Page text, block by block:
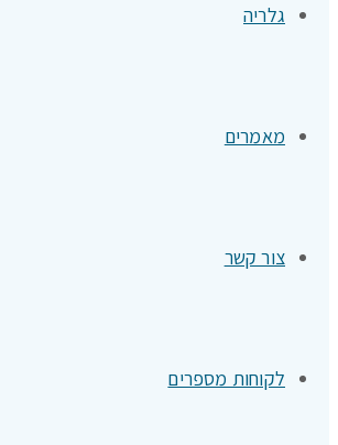
גלריה
מאמרים
צור קשר
לקוחות מספרים